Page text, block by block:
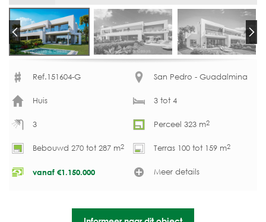
Ref.151604-G San Pedro - Guadalmina
Huis 3 tot 4
3 Perceel 323 m2
Bebouwd 270 tot 287 m2 Terras 100 tot 159 m2
vanaf €1.150.000 Meer details